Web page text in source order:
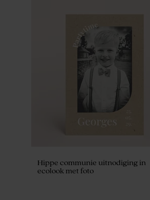
Ecolook chipswikkel met naam en
Hippe communie uitnodiging in
ecolook met foto